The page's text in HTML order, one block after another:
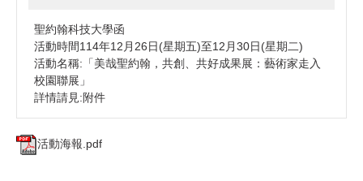
聖約翰科技大學函
活動時間114年12月26日(星期五)至12月30日(星期二)
活動名稱:「美哉聖約翰，共創、共好成果展：藝術家走入
校園聯展」
詳情請見:附件
活動海報.pdf